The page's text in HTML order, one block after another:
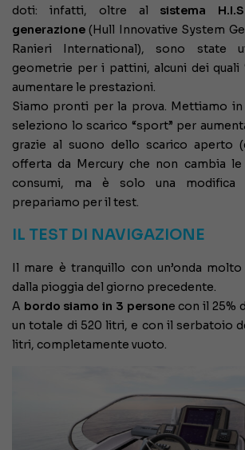
doti: infatti, oltre al sistema
generazione (Hull Innovative System
Ranieri International), sono state
geometrie per i pattini, alcuni dei quali
aumentare le prestazioni.
Siamo pronti per la prova. Mettiamo
seleziono lo scarico “sport” per
grazie al suono dello scarico aperto
offerta da Mercury che non cambia
consumi, ma è solo una modifica
prepariamo per il test.
IL TEST DI NAVIGAZIONE
Il mare è tranquillo con un’onda molto
dalla pioggia del giorno precedente.
A bordo siamo in 3 persone con il 25%
un totale di 520 litri, e con il serbatoio
litri, completamente vuoto.